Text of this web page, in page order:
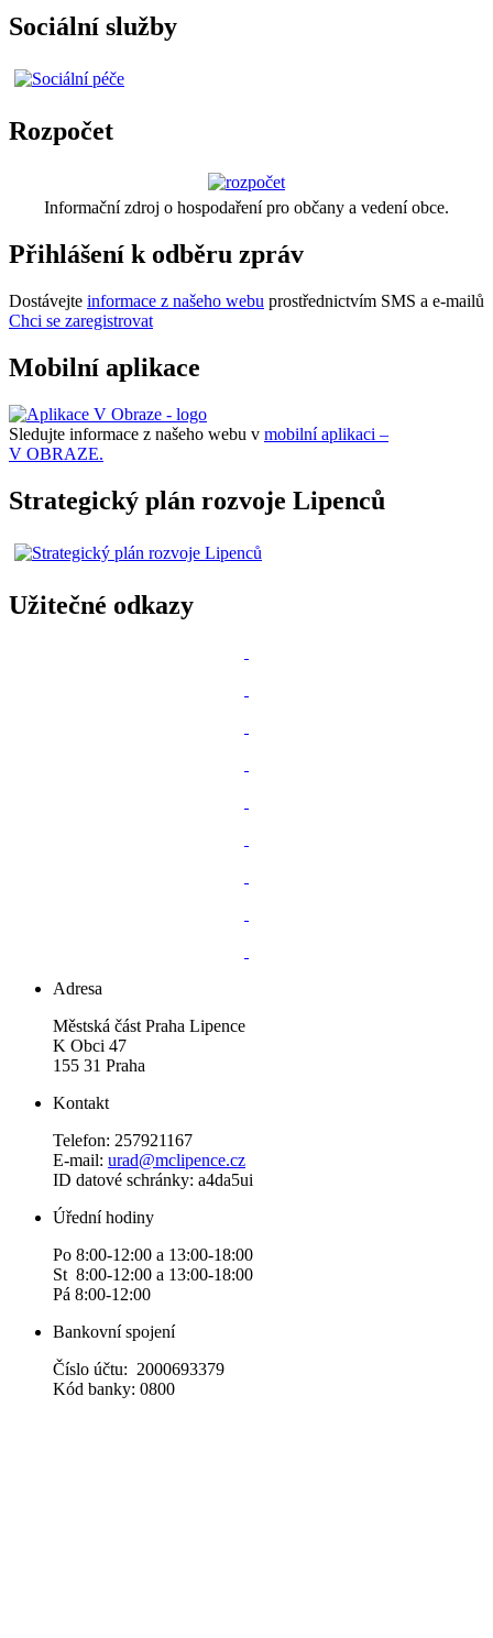
Sociální služby
Rozpočet
Informační zdroj o hospodaření pro občany a vedení obce.
Přihlášení k odběru zpráv
Dostávejte informace z našeho webu prostřednictvím SMS a e-mailů
Chci se zaregistrovat
Mobilní aplikace
Sledujte informace z našeho webu v mobilní aplikaci –
V OBRAZE.
Strategický plán rozvoje Lipenců
Užitečné odkazy
Adresa
Městská část Praha Lipence
K Obci 47
155 31 Praha
Kontakt
Telefon: 257921167
E-mail: urad@mclipence.cz
ID datové schránky: a4da5ui
Úřední hodiny
Po 8:00-12:00 a 13:00-18:00
St 8:00-12:00 a 13:00-18:00
Pá 8:00-12:00
Bankovní spojení
Číslo účtu: 2000693379
Kód banky: 0800